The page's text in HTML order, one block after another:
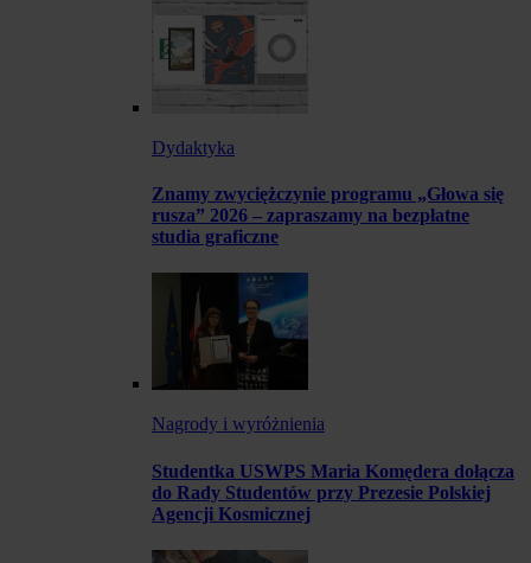
Dydaktyka
Znamy zwyciężczynie programu „Głowa się
rusza” 2026 – zapraszamy na bezpłatne
studia graficzne
Nagrody i wyróżnienia
Studentka USWPS Maria Komędera dołącza
do Rady Studentów przy Prezesie Polskiej
Agencji Kosmicznej